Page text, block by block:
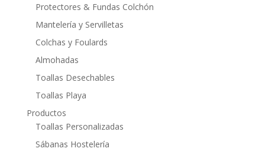
Protectores & Fundas Colchón
Mantelería y Servilletas
Colchas y Foulards
Almohadas
Toallas Desechables
Toallas Playa
Productos
Toallas Personalizadas
Sábanas Hostelería